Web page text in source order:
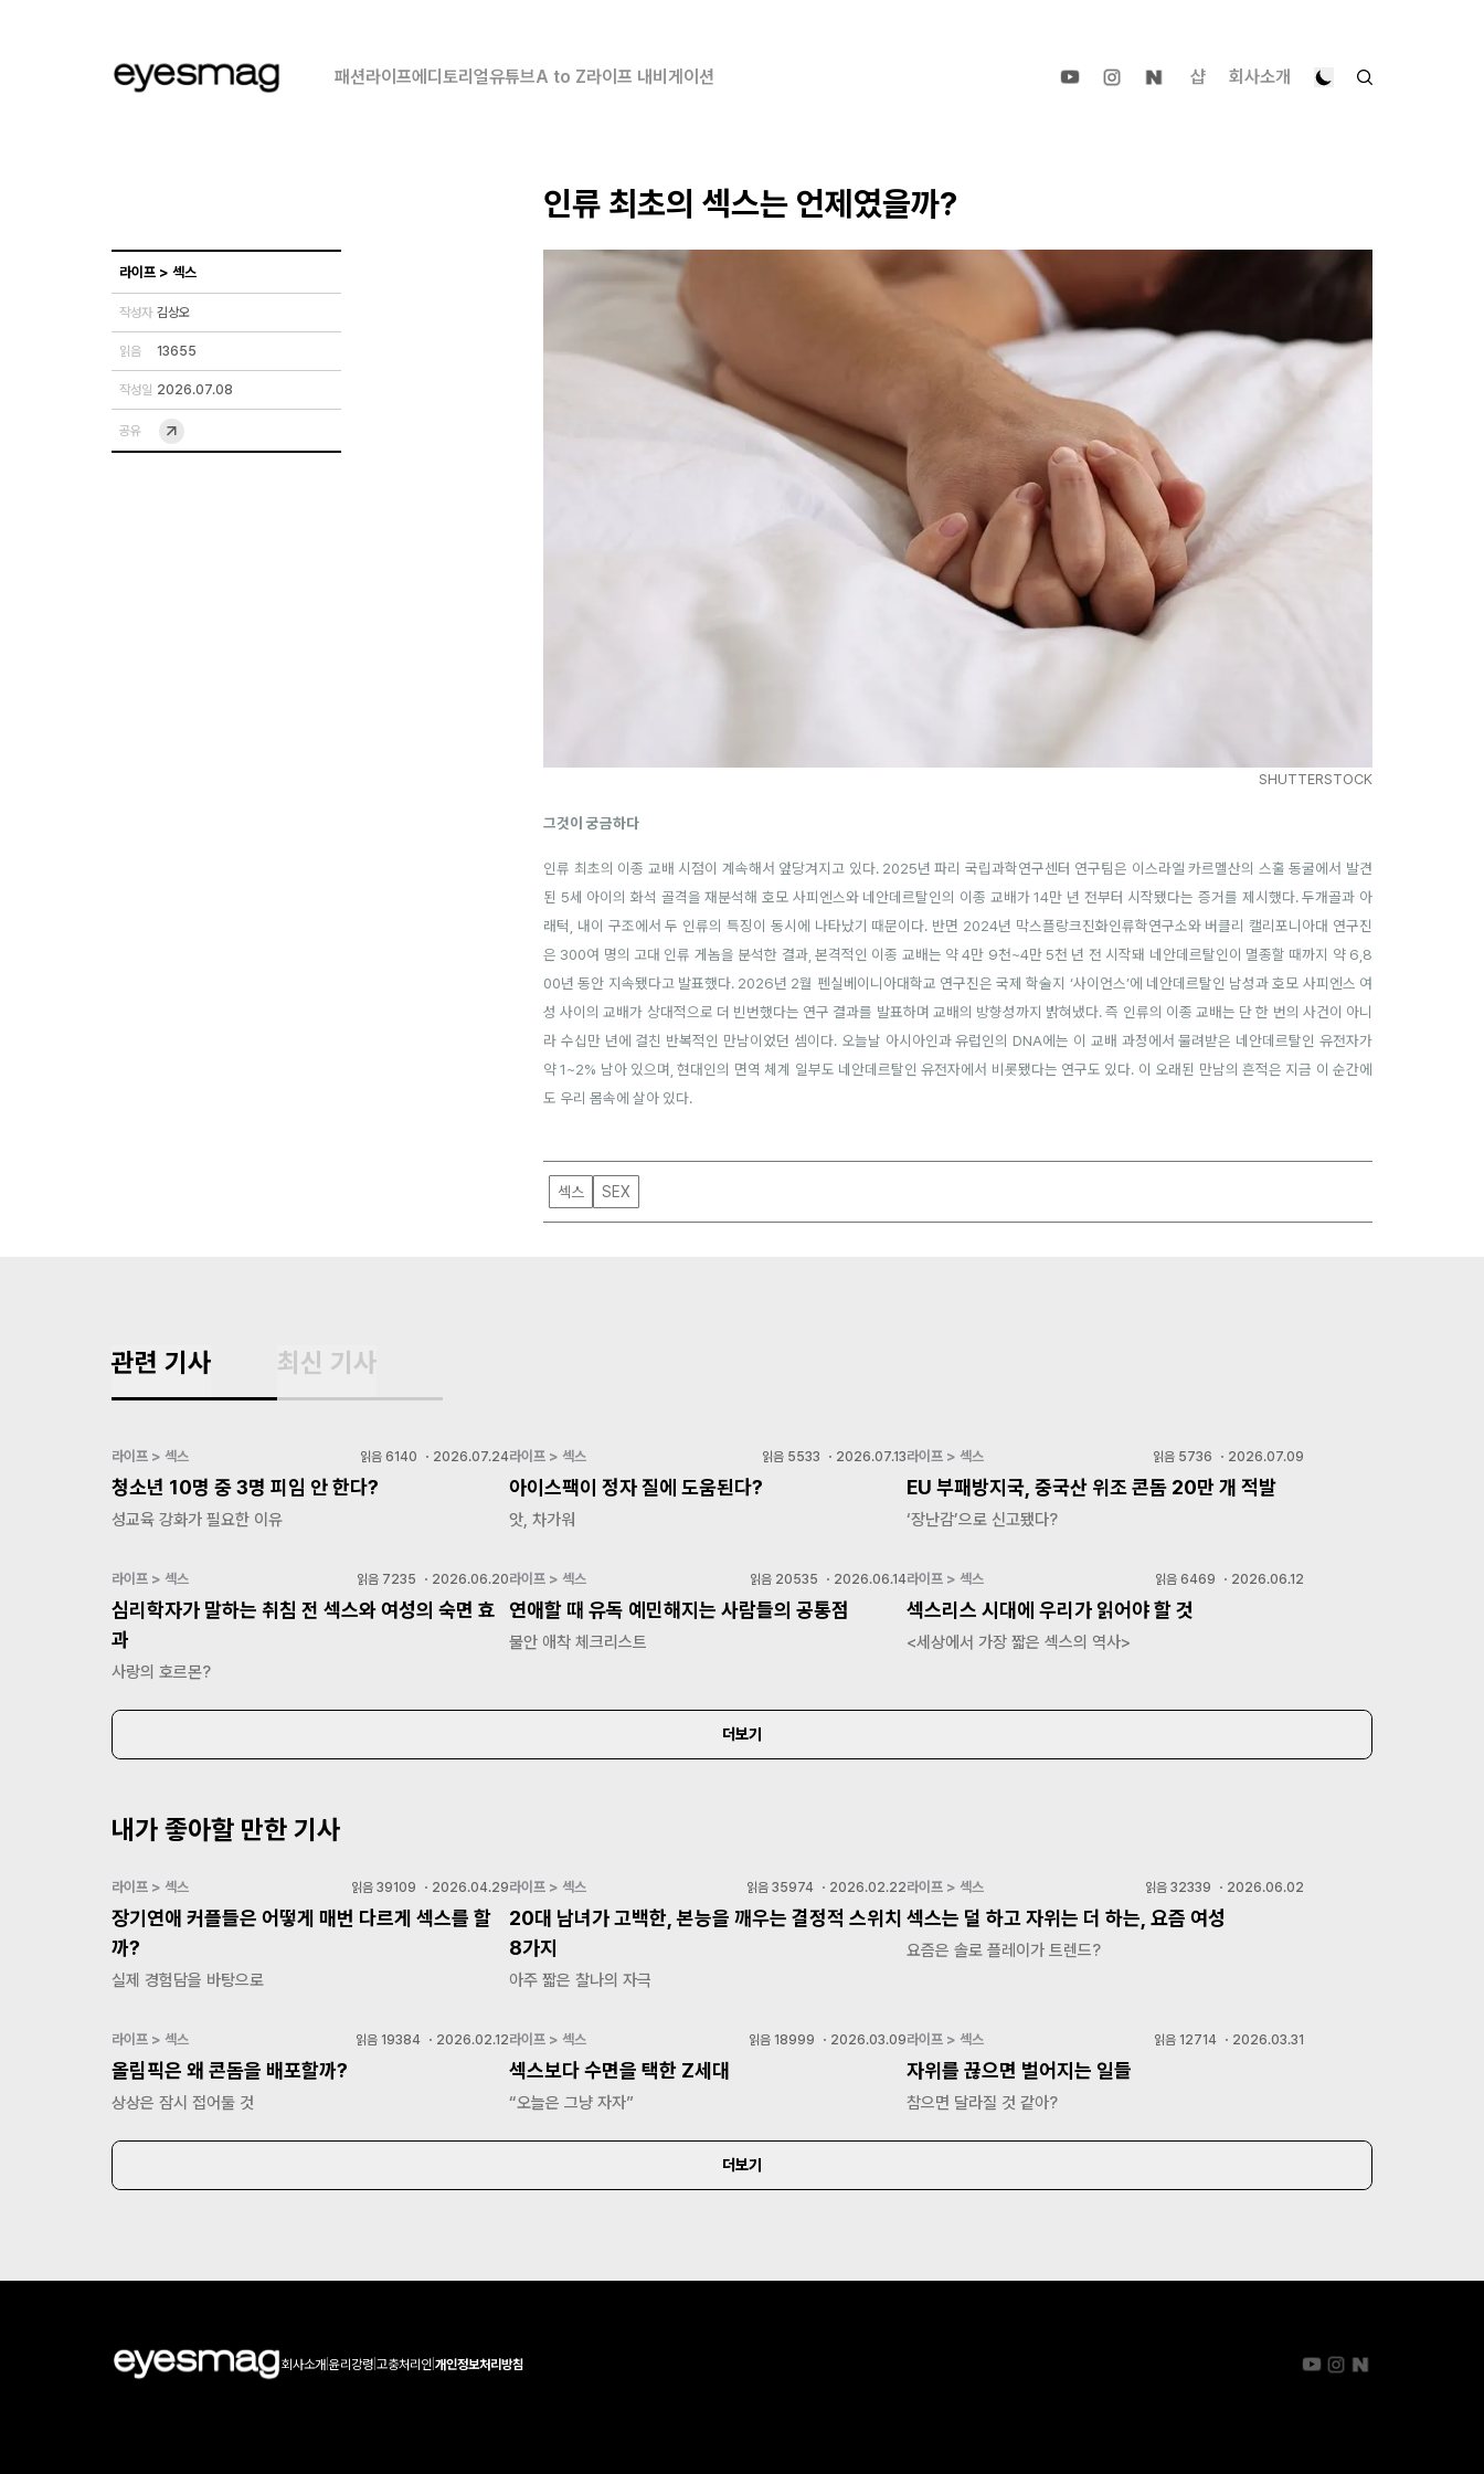
패션라이프에디토리얼유튜브A to Z라이프 내비게이션 샵 회사소개
인류 최초의 섹스는 언제였을까?
라이프 > 섹스
작성자 김상오
읽음 13655
작성일 2026.07.08
공유
SHUTTERSTOCK
그것이 궁금하다
인류 최초의 이종 교배 시점이 계속해서 앞당겨지고 있다. 2025년 파리 국립과학연구센터 연구팀은 이스라엘 카르멜산의 스훌 동굴에서 발견
된 5세 아이의 화석 골격을 재분석해 호모 사피엔스와 네안데르탈인의 이종 교배가 14만 년 전부터 시작됐다는 증거를 제시했다. 두개골과 아
래턱, 내이 구조에서 두 인류의 특징이 동시에 나타났기 때문이다. 반면 2024년 막스플랑크진화인류학연구소와 버클리 캘리포니아대 연구진
은 300여 명의 고대 인류 게놈을 분석한 결과, 본격적인 이종 교배는 약 4만 9천~4만 5천 년 전 시작돼 네안데르탈인이 멸종할 때까지 약 6,8
00년 동안 지속됐다고 발표했다. 2026년 2월 펜실베이니아대학교 연구진은 국제 학술지 ‘사이언스’에 네안데르탈인 남성과 호모 사피엔스 여
성 사이의 교배가 상대적으로 더 빈번했다는 연구 결과를 발표하며 교배의 방향성까지 밝혀냈다. 즉 인류의 이종 교배는 단 한 번의 사건이 아니
라 수십만 년에 걸친 반복적인 만남이었던 셈이다. 오늘날 아시아인과 유럽인의 DNA에는 이 교배 과정에서 물려받은 네안데르탈인 유전자가
약 1~2% 남아 있으며, 현대인의 면역 체계 일부도 네안데르탈인 유전자에서 비롯됐다는 연구도 있다. 이 오래된 만남의 흔적은 지금 이 순간에
도 우리 몸속에 살아 있다.
섹스 SEX
관련 기사 최신 기사
라이프 > 섹스 읽음 6140 ・ 2026.07.24
청소년 10명 중 3명 피임 안 한다?
성교육 강화가 필요한 이유
라이프 > 섹스 읽음 5533 ・ 2026.07.13
아이스팩이 정자 질에 도움된다?
앗, 차가워
라이프 > 섹스 읽음 5736 ・ 2026.07.09
EU 부패방지국, 중국산 위조 콘돔 20만 개 적발
‘장난감’으로 신고됐다?
라이프 > 섹스 읽음 7235 ・ 2026.06.20
심리학자가 말하는 취침 전 섹스와 여성의 숙면 효
과
사랑의 호르몬?
라이프 > 섹스 읽음 20535 ・ 2026.06.14
연애할 때 유독 예민해지는 사람들의 공통점
불안 애착 체크리스트
라이프 > 섹스 읽음 6469 ・ 2026.06.12
섹스리스 시대에 우리가 읽어야 할 것
<세상에서 가장 짧은 섹스의 역사>
더보기
내가 좋아할 만한 기사
라이프 > 섹스 읽음 39109 ・ 2026.04.29
장기연애 커플들은 어떻게 매번 다르게 섹스를 할
까?
실제 경험담을 바탕으로
라이프 > 섹스 읽음 35974・ 2026.02.22
20대 남녀가 고백한, 본능을 깨우는 결정적 스위치
8가지
아주 짧은 찰나의 자극
라이프 > 섹스 읽음 32339 ・ 2026.06.02
섹스는 덜 하고 자위는 더 하는, 요즘 여성
요즘은 솔로 플레이가 트렌드?
라이프 > 섹스 읽음 19384・ 2026.02.12
올림픽은 왜 콘돔을 배포할까?
상상은 잠시 접어둘 것
라이프 > 섹스 읽음 18999 ・ 2026.03.09
섹스보다 수면을 택한 Z세대
“오늘은 그냥 자자”
라이프 > 섹스 읽음 12714・ 2026.03.31
자위를 끊으면 벌어지는 일들
참으면 달라질 것 같아?
더보기
회사소개|윤리강령 고충처리인 개인정보처리방침